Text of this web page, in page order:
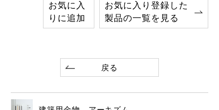
お気に入
りに追加
お気に入り登録した
製品の一覧を見る
戻る